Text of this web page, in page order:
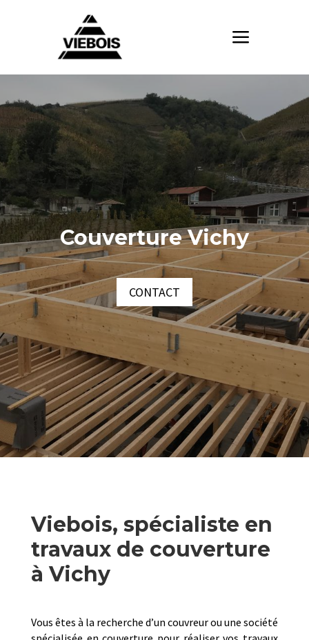
Couverture Vichy
CONTACT
Viebois, spécialiste en
travaux de couverture
à Vichy
Vous êtes à la recherche d’un couvreur ou une société